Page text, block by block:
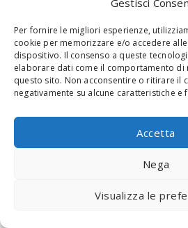
Gestisci
Per fornire le migliori esperienze,
cookie per memorizzare e/o accedere
dispositivo. Il consenso a queste
elaborare dati come il comportamento di
questo sito. Non acconsentire o ritirare il
negativamente su alcune caratteristiche e
Accetta
Nega
Visualizza le
© 2020 Digital Touch Menu. Menu